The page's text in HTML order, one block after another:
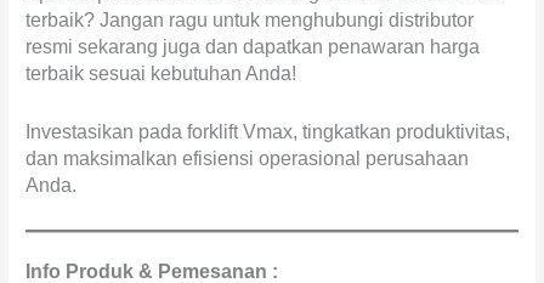
terbaik? Jangan ragu untuk menghubungi distributor
resmi sekarang juga dan dapatkan penawaran harga
terbaik sesuai kebutuhan Anda!
Investasikan pada forklift Vmax, tingkatkan produktivitas,
dan maksimalkan efisiensi operasional perusahaan
Anda.
Info Produk & Pemesanan :